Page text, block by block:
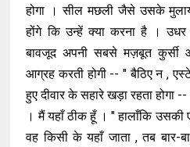
होगा । सील मछली जैसे उसके
होंगे कि उन्हें क्या करना है । उधर
बावजूद अपनी सबसे मज़बूत
आग्रह करती होगी -- " बैठिए न ,
हुए दीवार के सहारे खड़ा रहता
। मैं यहाँ ठीक हूँ । " हालाँकि उसकी
वह किसी के यहाँ जाता , तब बार-